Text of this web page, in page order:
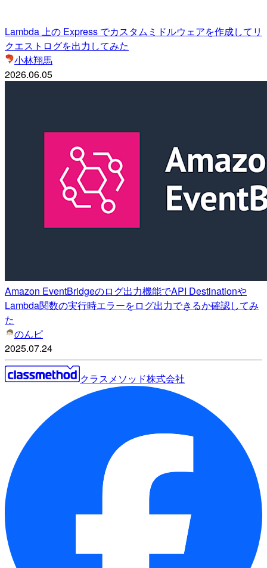
Lambda 上の Express でカスタムミドルウェアを作成してリ
クエストログを出力してみた
小林翔馬
2026.06.05
Amazon EventBridgeのログ出力機能でAPI Destinationや
Lambda関数の実行時エラーをログ出力できるか確認してみ
た
のんピ
2025.07.24
クラスメソッド株式会社